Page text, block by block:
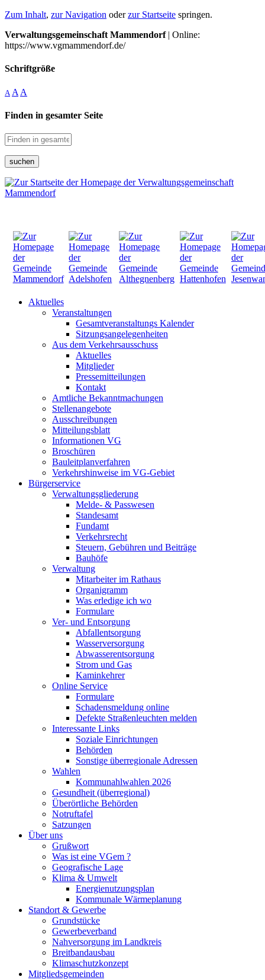
Zum Inhalt, zur Navigation oderzur Startseite springen.
Verwaltungsgemeinschaft Mammendorf| Online:
https://www.vgmammendorf.de/
Schriftgröße
A A A
Finden in gesamter Seite
suchen
Aktuelles
Veranstaltungen
Gesamtveranstaltungs Kalender
Sitzungsangelegenheiten
Aus dem Verkehrsausschuss
Aktuelles
Mitglieder
Pressemitteilungen
Kontakt
Amtliche Bekanntmachungen
Stellenangebote
Ausschreibungen
Mitteilungsblatt
Informationen VG
Broschüren
Bauleitplanverfahren
Verkehrshinweise im VG-Gebiet
Bürgerservice
Verwaltungsgliederung
Melde- & Passwesen
Standesamt
Fundamt
Verkehrsrecht
Steuern, Gebühren und Beiträge
Bauhöfe
Verwaltung
Mitarbeiter im Rathaus
Organigramm
Was erledige ich wo
Formulare
Ver- und Entsorgung
Abfallentsorgung
Wasserversorgung
Abwasserentsorgung
Strom und Gas
Kaminkehrer
Online Service
Formulare
Schadensmeldung online
Defekte Straßenleuchten melden
Interessante Links
Soziale Einrichtungen
Behörden
Sonstige überregionale Adressen
Wahlen
Kommunahlwahlen 2026
Gesundheit (überregional)
Überörtliche Behörden
Notruftafel
Satzungen
Über uns
Grußwort
Was ist eine VGem ?
Geografische Lage
Klima & Umwelt
Energienutzungsplan
Kommunale Wärmeplanung
Standort & Gewerbe
Grundstücke
Gewerbeverband
Nahversorgung im Landkreis
Breitbandausbau
Klimaschutzkonzept
Mitgliedsgemeinden